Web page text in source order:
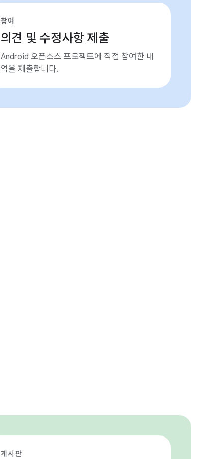
참여
의견 및 수정사항 제출
Android 오픈소스 프로젝트에 직접 참여한 내
역을 제출합니다.
게시판